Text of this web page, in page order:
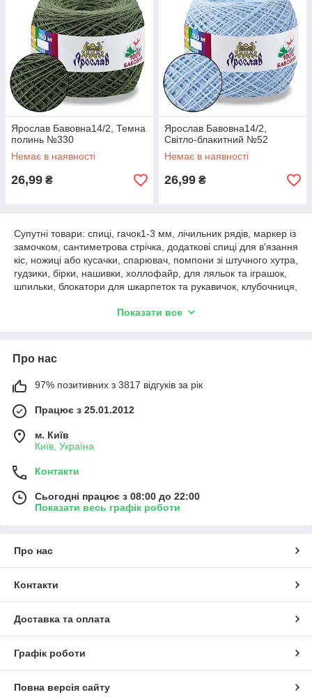
Ярослав Бавовна14/2, Темна
полинь №330
Немає в наявності
26,99 ₴
Ярослав Бавовна14/2,
Світло-блакитний №52
Немає в наявності
26,99 ₴
Супутні товари: спиці, гачок1-3 мм, лічильник рядів, маркер із
замочком, сантиметрова стрічка, додаткові спиці для в'язання
кіс, ножиці або кусачки, спарювач, помпони зі штучного хутра,
гудзики, бірки, нашивки, холлофайр, для ляльок та іграшок,
шпильки, блокатори для шкарпеток та рукавичок, клубочниця,
Показати все
Про нас
97% позитивних з 3817 відгуків за рік
Працює з 25.01.2012
м. Київ
Київ, Україна
Контакти
Сьогодні працює з 08:00 до 22:00
Показати весь графік роботи
Про нас
Контакти
Доставка та оплата
Графік роботи
Повна версія сайту